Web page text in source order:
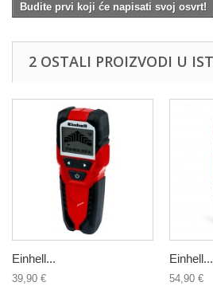
Budite prvi koji će napisati svoj osvrt!
2 OSTALI PROIZVODI U
Einhell...
39,90 €
Einhell...
54,90 €